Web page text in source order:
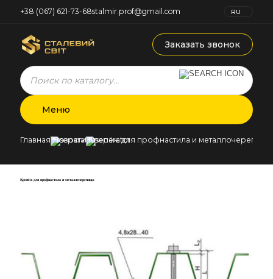
+38 (067) 621-73-68stalmir.prof@gmail.com
RU
Заказать звонок
Products
search
Меню
Главная Новости Крепёж для профнастила и металлочерепицы
Крепёж для профнастила и металлочерепицы